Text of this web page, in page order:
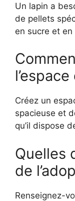
Un lapin a
de pellets
en sucre et
Créez un
spacieuse et
qu’il dispose
Quelles
de
Renseignez-